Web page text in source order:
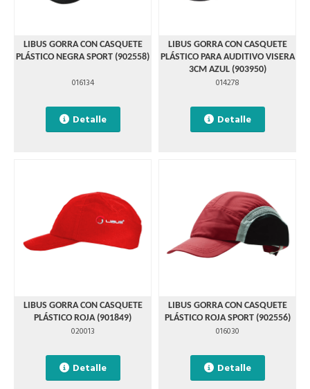
LIBUS GORRA CON CASQUETE
PLÁSTICO NEGRA SPORT (902558)
016134
Detalle
LIBUS GORRA CON CASQUETE
PLÁSTICO PARA AUDITIVO VISERA
3CM AZUL (903950)
014278
Detalle
LIBUS GORRA CON CASQUETE
PLÁSTICO ROJA (901849)
020013
Detalle
LIBUS GORRA CON CASQUETE
PLÁSTICO ROJA SPORT (902556)
016030
Detalle